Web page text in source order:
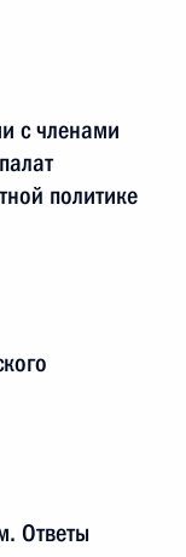
с членами
политике
Ответы